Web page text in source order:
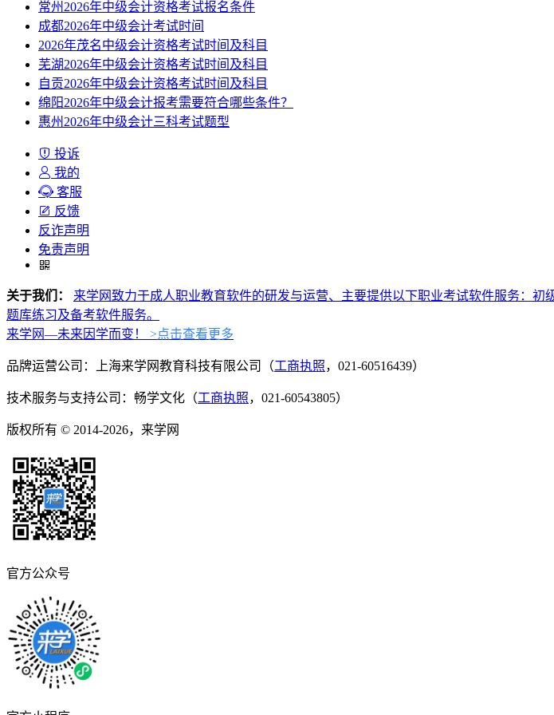
常州2026年中级会计资格考试报名条件
成都2026年中级会计考试时间
2026年茂名中级会计资格考试时间及科目
芜湖2026年中级会计资格考试时间及科目
自贡2026年中级会计资格考试时间及科目
绵阳2026年中级会计报考需要符合哪些条件？
惠州2026年中级会计三科考试题型
投诉
我的
客服
反馈
反诈声明
免责声明
关于我们：
来学网致力于成人职业教育软件的研发与运营、主要提供以下职业考试软件服务：
题库练习及备考软件服务。
来学网—未来因学而变！
>点击查看更多
品牌运营公司：上海来学网教育科技有限公司（工商执照，021-60516439）
技术服务与支持公司：畅学文化（工商执照，021-60543805）
版权所有 © 2014-2026，来学网
官方公众号